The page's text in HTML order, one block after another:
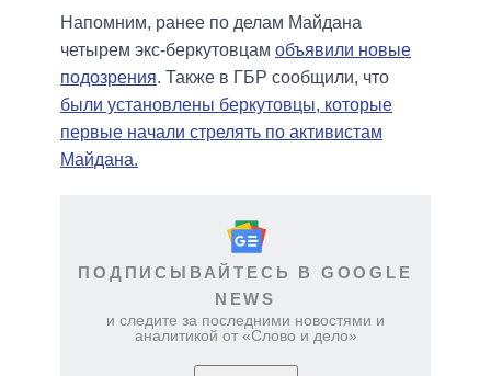
Напомним, ранее по делам Майдана
четырем экс-беркутовцам объявили новые
подозрения. Также в ГБР сообщили, что
были установлены беркутовцы, которые
первые начали стрелять по активистам
Майдана.
ПОДПИСЫВАЙТЕСЬ В GOOGLE
NEWS
и следите за последними новостями и
аналитикой от «Слово и дело»